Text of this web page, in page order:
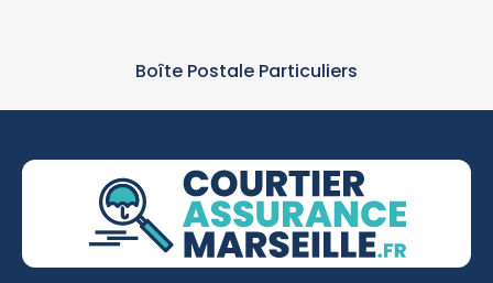
Boîte Postale Particuliers